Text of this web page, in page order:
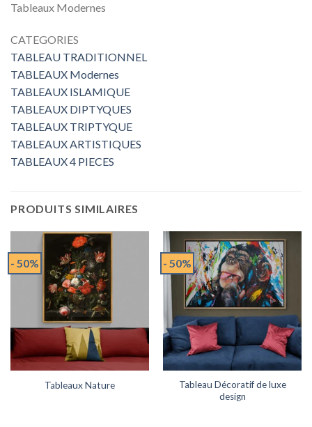
Tableaux Modernes
CATEGORIES
TABLEAU TRADITIONNEL
TABLEAUX Modernes
TABLEAUX ISLAMIQUE
TABLEAUX DIPTYQUES
TABLEAUX TRIPTYQUE
TABLEAUX ARTISTIQUES
TABLEAUX 4 PIECES
PRODUITS SIMILAIRES
- 50%
Tableaux Nature
- 50%
Tableau Décoratif de luxe
design